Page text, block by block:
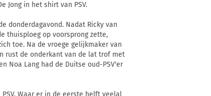
Jong in het shirt van PSV.
donderdagavond. Nadat Ricky van
thuisploeg op voorsprong zette,
toe. Na de vroege gelijkmaker van
rust de onderkant van de lat trof met
Noa Lang had de Duitse oud-PSV'er